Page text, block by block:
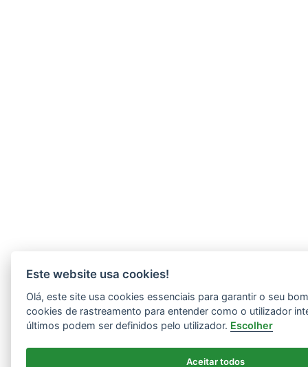
Este website usa cookies!
Olá, este site usa cookies essenciais para garantir o seu
cookies de rastreamento para entender como o utilizador
últimos podem ser definidos pelo utilizador. Escolher
Aceitar todos